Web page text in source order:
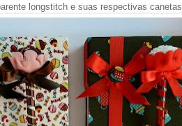
longstitch e suas respectivas canetas.